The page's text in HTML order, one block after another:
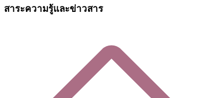
สาระความรู้และข่าวสาร